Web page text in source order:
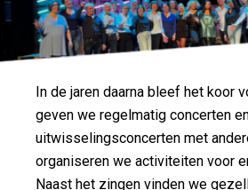
In de jaren daarna bleef het koor
geven we regelmatig concerten
uitwisselingsconcerten met
organiseren we activiteiten voor
Naast het zingen vinden we